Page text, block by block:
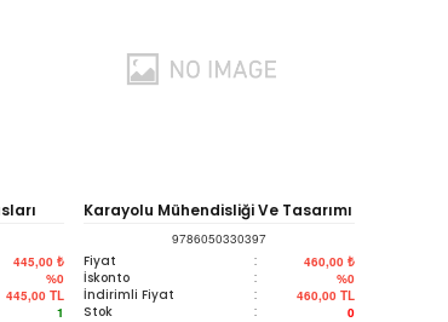
445,00 ₺
%0
445,00 TL
1
Karayolu Mühendisliği Ve Tasarımı
9786050330397
Fiyat : 460,00 ₺
İskonto : %0
İndirimli Fiyat : 460,00 TL
Stok : 0